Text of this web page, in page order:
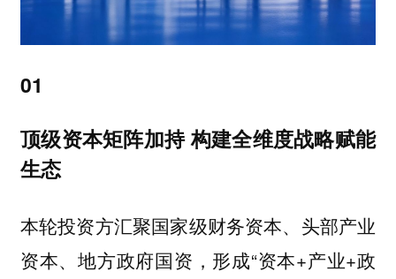
01
顶级资本矩阵加持 构建全维度战略赋能
生态
本轮投资方汇聚国家级财务资本、头部产业
资本、地方政府国资 ，形成“资本+产业+政